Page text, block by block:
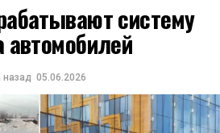
систему
автомобилей
назад 05.06.2026